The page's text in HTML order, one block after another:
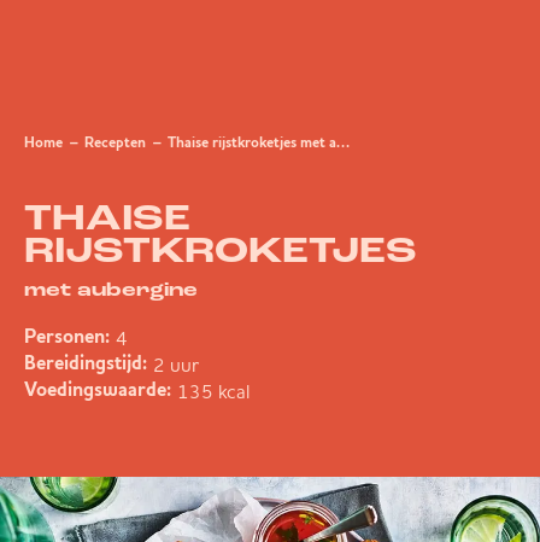
Home Recepten Thaise rijstkroketjes met aubergine
THAISE
RIJSTKROKETJES
met aubergine
Personen: 4
Bereidingstijd: 2 uur
Voedingswaarde: 135 kcal